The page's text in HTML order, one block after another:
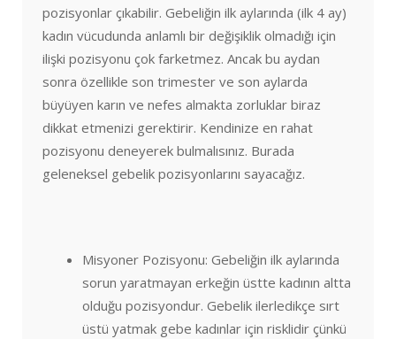
pozisyonlar çıkabilir. Gebeliğin ilk aylarında (ilk 4 ay)
kadın vücudunda anlamlı bir değişiklik olmadığı için
ilişki pozisyonu çok farketmez. Ancak bu aydan
sonra özellikle son trimester ve son aylarda
büyüyen karın ve nefes almakta zorluklar biraz
dikkat etmenizi gerektirir. Kendinize en rahat
pozisyonu deneyerek bulmalısınız. Burada
geleneksel gebelik pozisyonlarını sayacağız.
Misyoner Pozisyonu: Gebeliğin ilk aylarında
sorun yaratmayan erkeğin üstte kadının altta
olduğu pozisyondur. Gebelik ilerledikçe sırt
üstü yatmak gebe kadınlar için risklidir çünkü